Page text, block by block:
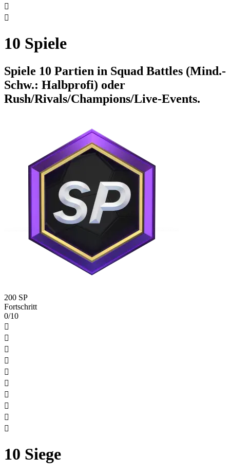


10 Spiele
Spiele 10 Partien in Squad Battles (Mind.-
Schw.: Halbprofi) oder
Rush/Rivals/Champions/Live-Events.
200 SP
Fortschritt
0/10










10 Siege